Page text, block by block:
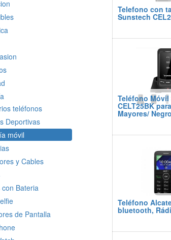
teléfonos
Deportivas
móvil
y Cables
Bateria
de Pantalla
Telefono con
Sunstech
Teléfono
CELT25BK
Mayores/ Negro
Teléfono
bluetooth,